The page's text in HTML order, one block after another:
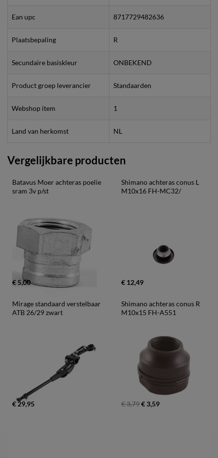
Ean upc 8717729482636
Plaatsbepaling R
Secundaire basiskleur ONBEKEND
Product groep leverancier Standaarden
Webshop item 1
Land van herkomst NL
Vergelijkbare producten
Batavus Moer achteras poelie
sram 3v p/st
€ 5,00
Shimano achteras conus L
M10x16 FH-MC32/
€ 12,49
Mirage standaard verstelbaar
ATB 26/29 zwart
€ 29,95
Shimano achteras conus R
M10x15 FH-A551
€ 3,79€ 3,59